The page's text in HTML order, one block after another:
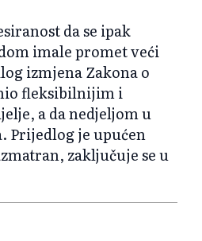
da se ipak
imale promet veći
izmjena Zakona o
fleksibilnijim i
a da nedjeljom u
Prijedlog je upućen
zaključuje se u